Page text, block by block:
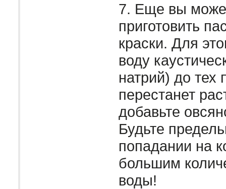
7. Еще вы
приготовить
краски. Для
воду
натрий) до тех
перестанет
добавьте
Будьте
попадании на
большим
воды!